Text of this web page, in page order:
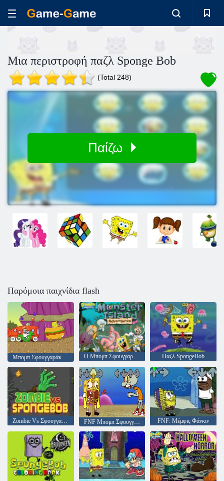
Μια περιστροφή παζλ Sponge Bob
(Total 248)
Παίζω
Παρόμοια παιχνίδια flash
Μπομπ Σφουγγαράκης αγωνιστικά τουρνουά Ο Μπομπ Σφουγγαράκης, τέρατα σε νησί, περιπέτειες Παζλ SpongeBob
Zombie Vs Σφουγγαράκης FNF Μπομπ Σφουγγαράκης εναντίον Σκουίντγουορντ FNF: Μέμφις Φάνκιν